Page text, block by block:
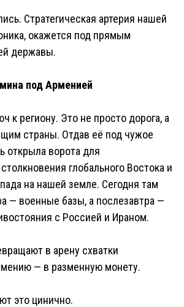
Стратегическая артерия нашей
окажется под прямым
державы.
под Арменией
к региону. Это не просто дорога, а
страны. Отдав её под чужое
открыла ворота для
глобального Востока и
на нашей земле. Сегодня там
— военные базы, а послезавтра —
с Россией и Ираном.
в арену схватки
— в разменную монету.
это цинично.